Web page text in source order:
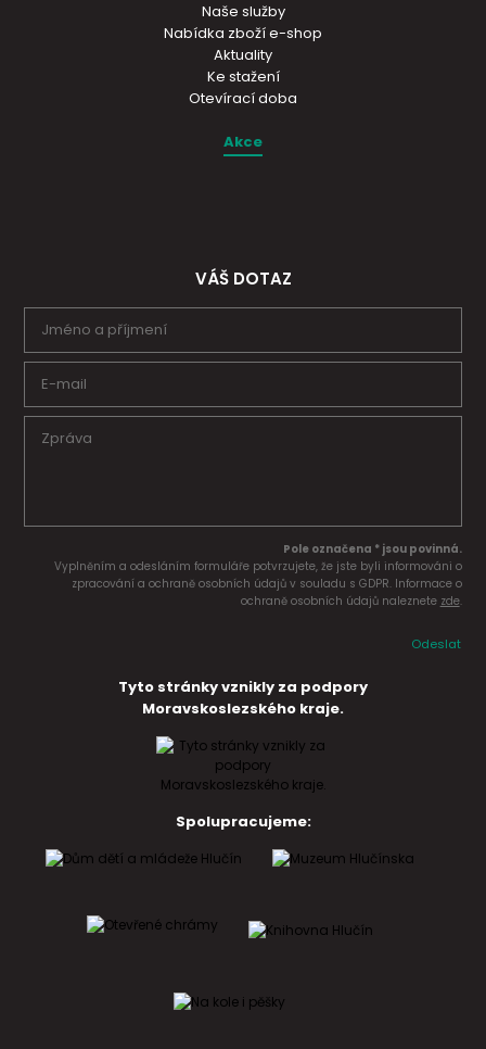
Naše služby
Nabídka zboží e-shop
Aktuality
Ke stažení
Otevírací doba
Akce
VÁŠ DOTAZ
Pole označena * jsou povinná.
Vyplněním a odesláním formuláře potvrzujete, že jste byli informováni o
zpracování a ochraně osobních údajů v souladu s GDPR. Informace o
ochraně osobních údajů naleznete zde.
Odeslat
Tyto stránky vznikly za podpory
Moravskoslezského kraje.
Spolupracujeme: